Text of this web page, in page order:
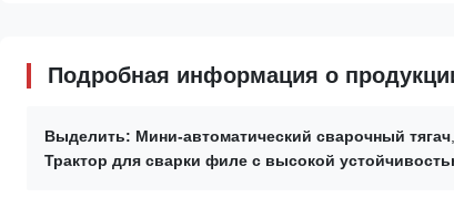
Подробная информация о
Выделить: Мини-автоматический сварочный тягач
Трактор для сварки филе с высокой